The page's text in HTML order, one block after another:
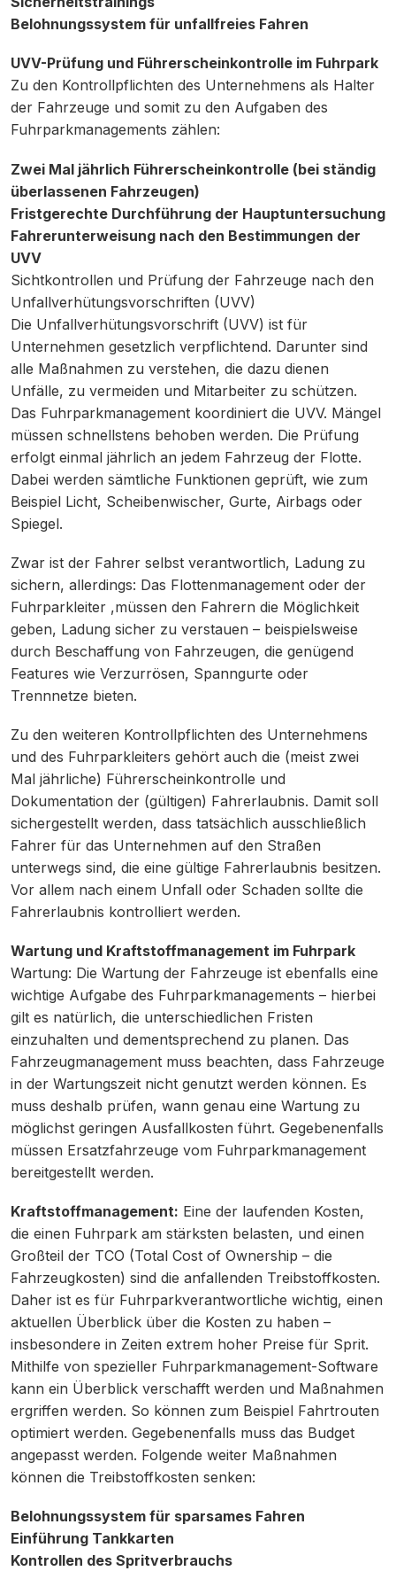
Belohnungssystem für unfallfreies Fahren
UVV-Prüfung und Führerscheinkontrolle im Fuhrpark
Zu den Kontrollpflichten des Unternehmens als Halter
der Fahrzeuge und somit zu den Aufgaben des
Fuhrparkmanagements zählen:
Zwei Mal jährlich Führerscheinkontrolle (bei ständig
überlassenen Fahrzeugen)
Fristgerechte Durchführung der Hauptuntersuchung
Fahrerunterweisung nach den Bestimmungen der
UVV
Sichtkontrollen und Prüfung der Fahrzeuge nach den
Unfallverhütungsvorschriften (UVV)
Die Unfallverhütungsvorschrift (UVV) ist für
Unternehmen gesetzlich verpflichtend. Darunter sind
alle Maßnahmen zu verstehen, die dazu dienen
Unfälle, zu vermeiden und Mitarbeiter zu schützen.
Das Fuhrparkmanagement koordiniert die UVV. Mängel
müssen schnellstens behoben werden. Die Prüfung
erfolgt einmal jährlich an jedem Fahrzeug der Flotte.
Dabei werden sämtliche Funktionen geprüft, wie zum
Beispiel Licht, Scheibenwischer, Gurte, Airbags oder
Spiegel.
Zwar ist der Fahrer selbst verantwortlich, Ladung zu
sichern, allerdings: Das Flottenmanagement oder der
Fuhrparkleiter ,müssen den Fahrern die Möglichkeit
geben, Ladung sicher zu verstauen – beispielsweise
durch Beschaffung von Fahrzeugen, die genügend
Features wie Verzurrösen, Spanngurte oder
Trennnetze bieten.
Zu den weiteren Kontrollpflichten des Unternehmens
und des Fuhrparkleiters gehört auch die (meist zwei
Mal jährliche) Führerscheinkontrolle und
Dokumentation der (gültigen) Fahrerlaubnis. Damit soll
sichergestellt werden, dass tatsächlich ausschließlich
Fahrer für das Unternehmen auf den Straßen
unterwegs sind, die eine gültige Fahrerlaubnis besitzen.
Vor allem nach einem Unfall oder Schaden sollte die
Fahrerlaubnis kontrolliert werden.
Wartung und Kraftstoffmanagement im Fuhrpark
Wartung: Die Wartung der Fahrzeuge ist ebenfalls eine
wichtige Aufgabe des Fuhrparkmanagements – hierbei
gilt es natürlich, die unterschiedlichen Fristen
einzuhalten und dementsprechend zu planen. Das
Fahrzeugmanagement muss beachten, dass Fahrzeuge
in der Wartungszeit nicht genutzt werden können. Es
muss deshalb prüfen, wann genau eine Wartung zu
möglichst geringen Ausfallkosten führt. Gegebenenfalls
müssen Ersatzfahrzeuge vom Fuhrparkmanagement
bereitgestellt werden.
Kraftstoffmanagement: Eine der laufenden Kosten,
die einen Fuhrpark am stärksten belasten, und einen
Großteil der TCO (Total Cost of Ownership – die
Fahrzeugkosten) sind die anfallenden Treibstoffkosten.
Daher ist es für Fuhrparkverantwortliche wichtig, einen
aktuellen Überblick über die Kosten zu haben –
insbesondere in Zeiten extrem hoher Preise für Sprit.
Mithilfe von spezieller Fuhrparkmanagement-Software
kann ein Überblick verschafft werden und Maßnahmen
ergriffen werden. So können zum Beispiel Fahrtrouten
optimiert werden. Gegebenenfalls muss das Budget
angepasst werden. Folgende weiter Maßnahmen
können die Treibstoffkosten senken:
Belohnungssystem für sparsames Fahren
Einführung Tankkarten
Kontrollen des Spritverbrauchs